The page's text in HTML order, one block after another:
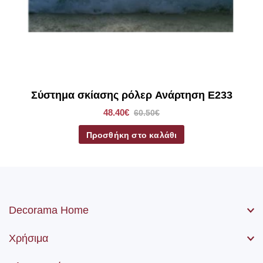
Σύστημα σκίασης ρόλερ Ανάρτηση E233
48.40€ 60.50€
Προσθήκη στο καλάθι
Decorama Home
Χρήσιμα